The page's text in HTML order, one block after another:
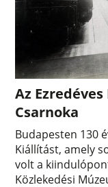
Az
Csarnoka
Budapesten 130
Kiállítást, amely
volt a
Közlekedési